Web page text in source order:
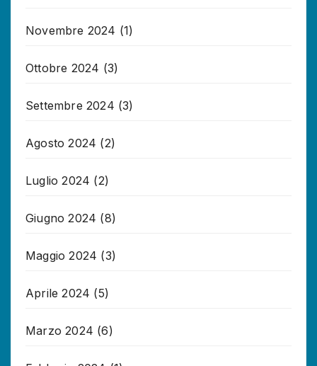
Novembre 2024 (1)
Ottobre 2024 (3)
Settembre 2024 (3)
Agosto 2024 (2)
Luglio 2024 (2)
Giugno 2024 (8)
Maggio 2024 (3)
Aprile 2024 (5)
Marzo 2024 (6)